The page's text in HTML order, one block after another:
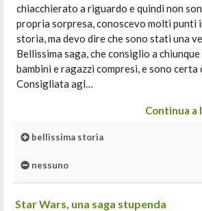
chiacchierato a riguardo e quindi non
propria sorpresa, conoscevo molti punti
storia, ma devo dire che sono stati una
Bellissima saga, che consiglio a
bambini e ragazzi compresi, e sono
Consigliata agl…
Continua a
bellissima storia
nessuno
Star Wars, una saga stupenda